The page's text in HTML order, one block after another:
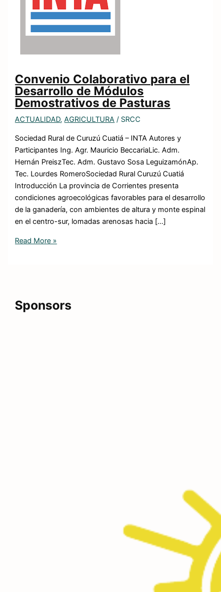
Convenio Colaborativo para el
Desarrollo de Módulos
Demostrativos de Pasturas
ACTUALIDAD,AGRICULTURA / SRCC
Sociedad Rural de Curuzú Cuatiá – INTA Autores y
Participantes Ing. Agr. Mauricio BeccariaLic. Adm.
Hernán PreiszTec. Adm. Gustavo Sosa LeguizamónAp.
Tec. Lourdes RomeroSociedad Rural Curuzú Cuatiá
Introducción La provincia de Corrientes presenta
condiciones agroecológicas favorables para el desarrollo
de la ganadería, con ambientes de altura y monte espinal
en el centro-sur, lomadas arenosas hacia […]
Read More »
Sponsors